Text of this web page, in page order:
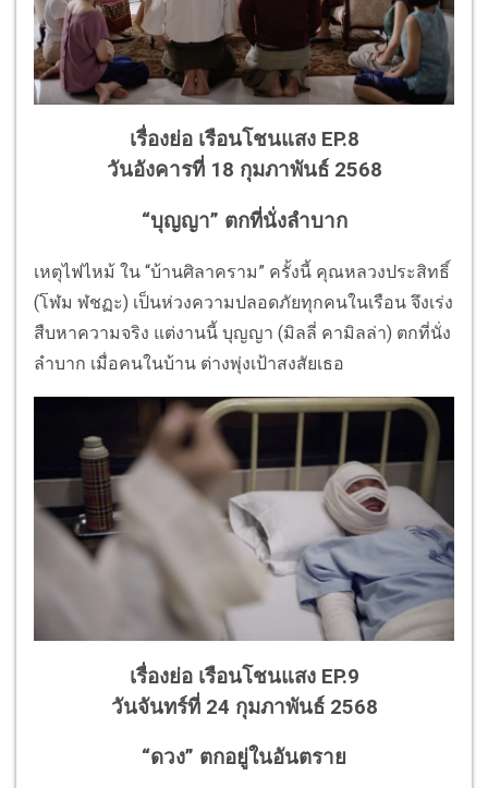
เรื่องย่อ เรือนโชนแสง EP.8
วันอังคารที่ 18 กุมภาพันธ์ 2568
“บุญญา” ตกที่นั่งลำบาก
เหตุไฟไหม้ ใน “บ้านศิลาคราม” ครั้งนี้ คุณหลวงประสิทธิ์
(โฬม ฬชฏะ) เป็นห่วงความปลอดภัยทุกคนในเรือน จึงเร่ง
สืบหาความจริง แต่งานนี้ บุญญา (มิลลี่ คามิลล่า) ตกที่นั่ง
ลำบาก เมื่อคนในบ้าน ต่างพุ่งเป้าสงสัยเธอ
เรื่องย่อ เรือนโชนแสง EP.9
วันจันทร์ที่ 24 กุมภาพันธ์ 2568
“ดวง” ตกอยู่ในอันตราย